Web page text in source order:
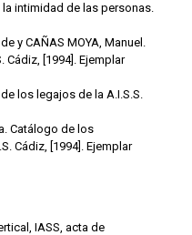
intimidad de las personas.
y CAÑAS MOYA, Manuel.
Cádiz, [1994]. Ejemplar
los legajos de la A.I.S.S.
Catálogo de los
Cádiz, [1994]. Ejemplar
IASS, acta de